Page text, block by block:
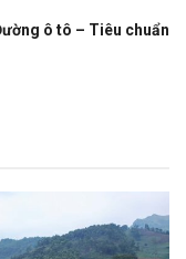
ô tô – Tiêu chuẩn